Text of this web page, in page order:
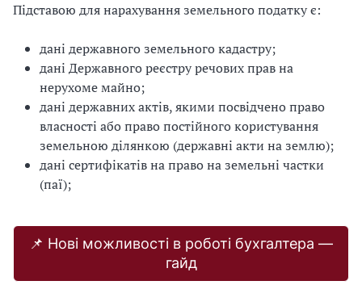
Підставою для нарахування земельного податку є:
дані державного земельного кадастру;
дані Державного реєстру речових прав на
нерухоме майно;
дані державних актів, якими посвідчено право
власності або право постійного користування
земельною ділянкою (державні акти на землю);
дані сертифікатів на право на земельні частки
(паї);
📌 Нові можливості в роботі бухгалтера —
гайд